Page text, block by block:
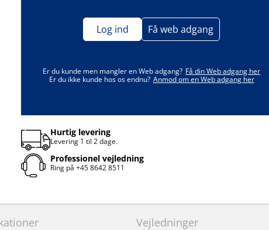
Log ind Få web adgang
Er du kunde men mangler en Web adgang? Få din Web adgang her
Er du ikke kunde hos os endnu? Anmod om en Web adgang her
Hurtig levering
Levering 1 til 2 dage.
Professionel vejledning
Ring på+45 8642 8511
Vejledninger